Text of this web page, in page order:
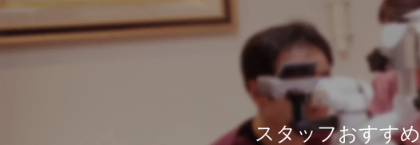
スタッフおすす